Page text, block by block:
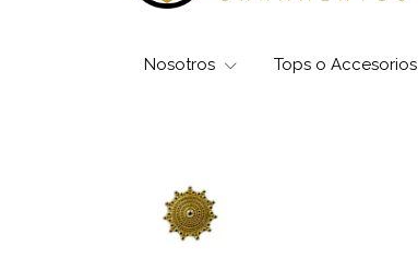
Nosotros Tops o Accesorios